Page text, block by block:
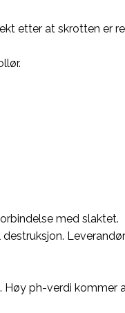
etter at skrotten er
med slaktet.
ph-verdi kommer